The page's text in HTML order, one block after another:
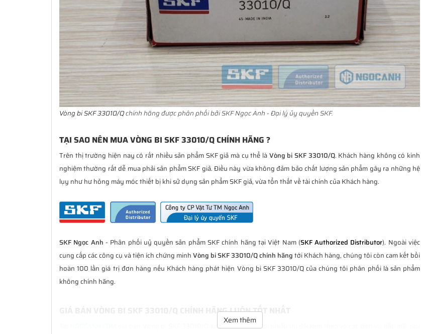
Vòng bi SKF 33010/Qchính hãng được phân phối bởi SKF Ngọc Anh - Đại lý ủy quyền SKF.
TẠI SAO NÊN MUA VÒNG BI SKF 33010/Q CHÍNH HÃNG ?
Trên thị trường hiện nay có rất nhiều sản phẩm SKF giả mà cụ thể làVòng bi SKF 33010/Q. Khách hàng không có kinh
nghiệm thường rất dễ mua phải sản phẩm SKF giả. Điều này vừa không đảm bảo chất lượng sản phẩm gây ra những hệ
lụy như hư hỏng máy móc thiết bị khi sử dụng sản phẩm SKF giả, vừa tổn thất về tài chính của Khách hàng.
SKF Ngọc Anh - Phân phối uỷ quyền sản phẩm SKF chính hãng tại Việt Nam (SKF Authorized Distributor). Ngoài việc
cung cấp các công cụ và tiện ích chứng minhVòng bi SKF 33010/Q chính hãngtới Khách hàng, chúng tôi còn cam kết bồi
hoàn 100 lần giá trị đơn hàng nếu Khách hàng phát hiện Vòng bi SKF 33010/Q của chúng tôi phân phối là sản phẩm
không chính hãng.
GIÁ BÁN VÒNG BI SKF 33010/Q CHÍNH HÃNG LUÔN TỐT NHẤT
giá bán Vòng bi SKF 33010/Q luôn là tốt nhất với nhiều ưu đãi kèm theo và các dịch vụ hẫu mãi sau
Xem thêm